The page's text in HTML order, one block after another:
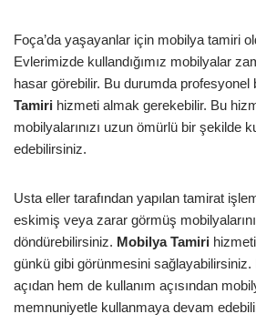
Foça’da yaşayanlar için mobilya tamiri
Evlerimizde kullandığımız mobilyalar
hasar görebilir. Bu durumda profesyonel
Tamiri hizmeti almak gerekebilir. Bu
mobilyalarınızı uzun ömürlü bir şekilde
edebilirsiniz.
Usta eller tarafından yapılan tamirat
eskimiş veya zarar görmüş
döndürebilirsiniz. Mobilya Tamiri
günkü gibi görünmesini
açıdan hem de kullanım açısından
memnuniyetle kullanmaya devam